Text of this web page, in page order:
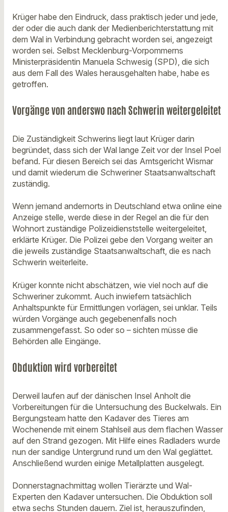
Krüger habe den Eindruck, dass praktisch jeder und jede,
der oder die auch dank der Medienberichterstattung mit
dem Wal in Verbindung gebracht worden sei, angezeigt
worden sei. Selbst Mecklenburg-Vorpommerns
Ministerpräsidentin Manuela Schwesig (SPD), die sich
aus dem Fall des Wales herausgehalten habe, habe es
getroffen.
Vorgänge von anderswo nach Schwerin weitergeleitet
Die Zuständigkeit Schwerins liegt laut Krüger darin
begründet, dass sich der Wal lange Zeit vor der Insel Poel
befand. Für diesen Bereich sei das Amtsgericht Wismar
und damit wiederum die Schweriner Staatsanwaltschaft
zuständig.
Wenn jemand andernorts in Deutschland etwa online eine
Anzeige stelle, werde diese in der Regel an die für den
Wohnort zuständige Polizeidienststelle weitergeleitet,
erklärte Krüger. Die Polizei gebe den Vorgang weiter an
die jeweils zuständige Staatsanwaltschaft, die es nach
Schwerin weiterleite.
Krüger konnte nicht abschätzen, wie viel noch auf die
Schweriner zukommt. Auch inwiefern tatsächlich
Anhaltspunkte für Ermittlungen vorlägen, sei unklar. Teils
würden Vorgänge auch gegebenenfalls noch
zusammengefasst. So oder so – sichten müsse die
Behörden alle Eingänge.
Obduktion wird vorbereitet
Derweil laufen auf der dänischen Insel Anholt die
Vorbereitungen für die Untersuchung des Buckelwals. Ein
Bergungsteam hatte den Kadaver des Tieres am
Wochenende mit einem Stahlseil aus dem flachen Wasser
auf den Strand gezogen. Mit Hilfe eines Radladers wurde
nun der sandige Untergrund rund um den Wal geglättet.
Anschließend wurden einige Metallplatten ausgelegt.
Donnerstagnachmittag wollen Tierärzte und Wal-
Experten den Kadaver untersuchen. Die Obduktion soll
etwa sechs Stunden dauern. Ziel ist, herauszufinden,